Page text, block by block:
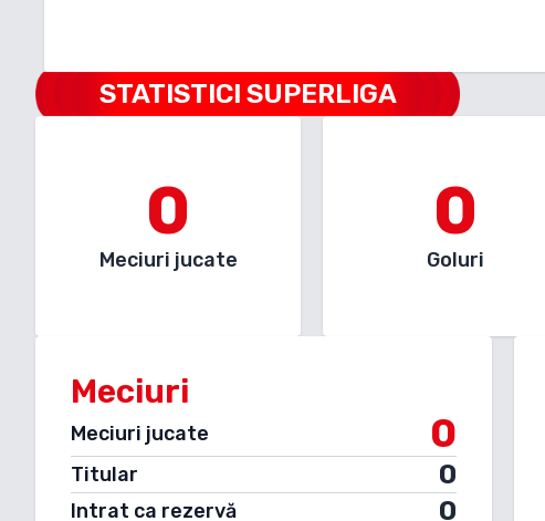
STATISTICI SUPERLIGA
0
Meciuri jucate
0
Goluri
Meciuri
Meciuri jucate 0
Titular 0
Intrat ca rezervă 0